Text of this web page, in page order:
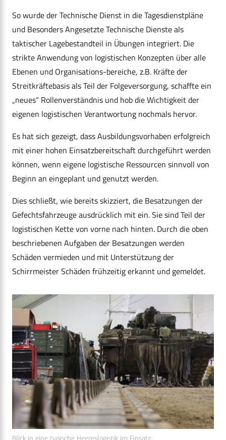
So wurde der Technische Dienst in die Tagesdienstpläne
und Besonders Angesetzte Technische Dienste als
taktischer Lagebestandteil in Übungen integriert. Die
strikte Anwendung von logistischen Konzepten über alle
Ebenen und Organisations-bereiche, z.B. Kräfte der
Streitkräftebasis als Teil der Folgeversorgung, schaffte ein
„neues“ Rollenverständnis und hob die Wichtigkeit der
eigenen logistischen Verantwortung nochmals hervor.
Es hat sich gezeigt, dass Ausbildungsvorhaben erfolgreich
mit einer hohen Einsatzbereitschaft durchgeführt werden
können, wenn eigene logistische Ressourcen sinnvoll von
Beginn an eingeplant und genutzt werden.
Dies schließt, wie bereits skizziert, die Besatzungen der
Gefechtsfahrzeuge ausdrücklich mit ein. Sie sind Teil der
logistischen Kette von vorne nach hinten. Durch die oben
beschriebenen Aufgaben der Besatzungen werden
Schäden vermieden und mit Unterstützung der
Schirrmeister Schäden frühzeitig erkannt und gemeldet.